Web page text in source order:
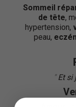
Sommeil
de tête,
hypertension,
peau,
"Et si